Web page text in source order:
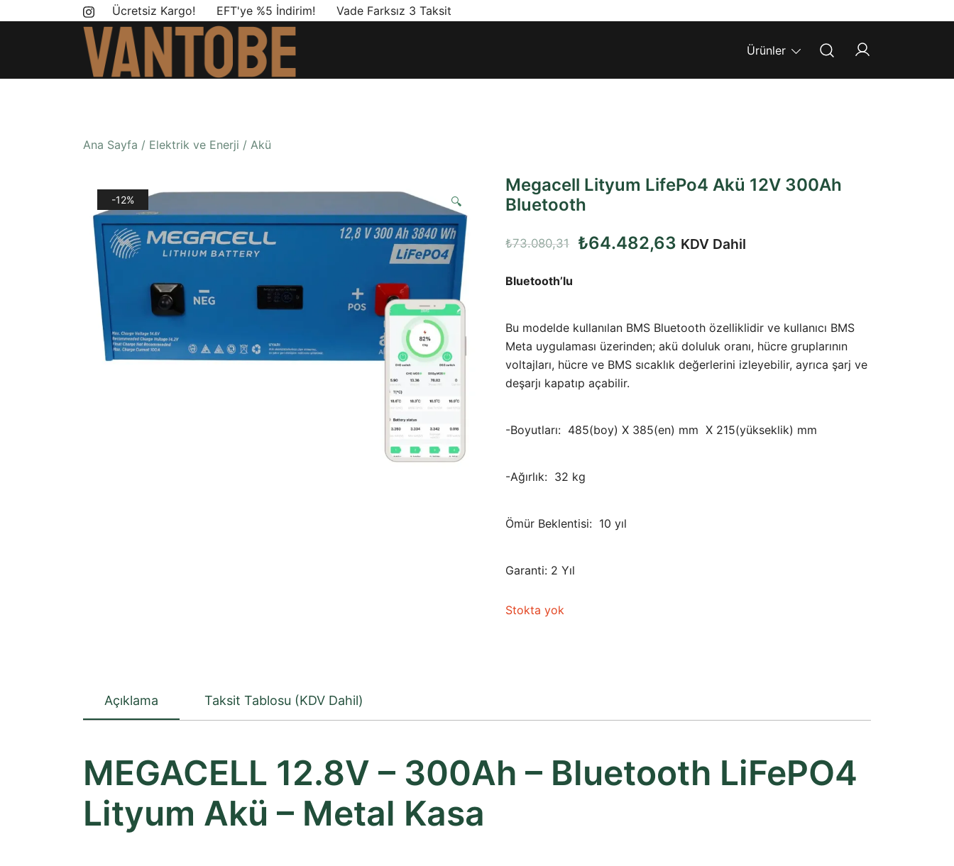
Ücretsiz Kargo! EFT'ye %5 İndirim! Vade Farksız 3 Taksit
Ürünler
Ana Sayfa / Elektrik ve Enerji / Akü
-12% 🔍
Megacell Lityum LifePo4 Akü 12V 300Ah
Bluetooth
₺73.080,31
Orijinal
₺64.482,63 Şu
₺64.482,63.
KDV Dahil
Bluetooth’lu
Bu modelde kullanılan BMS Bluetooth özelliklidir ve kullanıcı BMS
Meta uygulaması üzerinden; akü doluluk oranı, hücre gruplarının
voltajları, hücre ve BMS sıcaklık değerlerini izleyebilir, ayrıca şarj ve
deşarjı kapatıp açabilir.
-Boyutları: 485(boy) X 385(en) mm X 215(yükseklik) mm
-Ağırlık: 32 kg
Ömür Beklentisi: 10 yıl
Garanti: 2 Yıl
Stokta yok
Açıklama Taksit Tablosu (KDV Dahil)
MEGACELL 12.8V – 300Ah – Bluetooth LiFePO4
Lityum Akü – Metal Kasa